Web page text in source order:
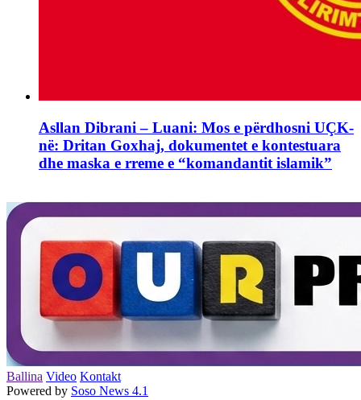
Asllan Dibrani – Luani: Mos e përdhosni UÇK-
në: Dritan Goxhaj, dokumentet e kontestuara
dhe maska e rreme e “komandantit islamik”
Ballina Video Kontakt
Powered by Soso News 4.1